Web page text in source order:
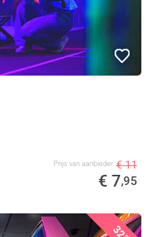
Prijs van aanbieder € 11
€ 7,95